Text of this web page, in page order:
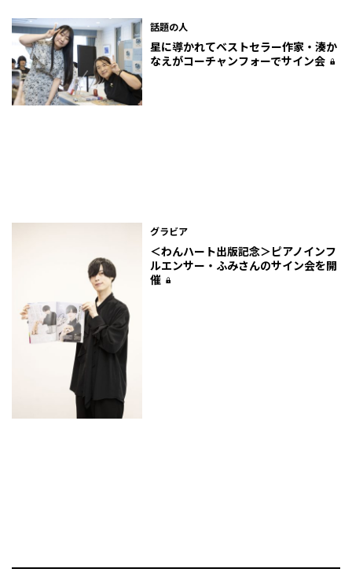
話題の人
星に導かれて――ベストセラー作家・湊か
なえがコーチャンフォーでサイン会
グラビア
＜わんハート出版記念＞ピアノインフ
ルエンサー・ふみさんのサイン会を開
催